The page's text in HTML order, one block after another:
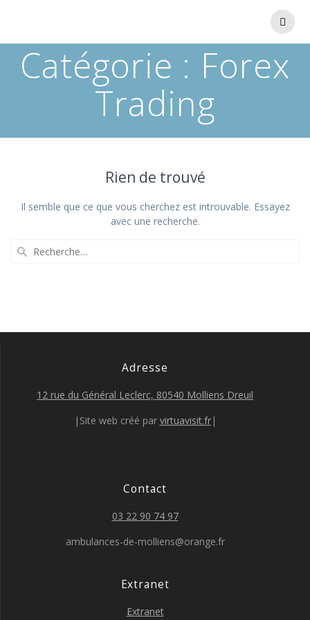
Catégorie : Forex
Trading
Rien de trouvé
Il semble que ce que vous cherchez est introuvable. Essayez
avec une recherche.
Adresse
12 rue du Général Leclerc, 80540 Molliens Dreuil
|Site web créé par virtuavisit.fr|
Contact
03 22 90 74 97
ambulances-de-molliens@orange.fr
Extranet
Extranet